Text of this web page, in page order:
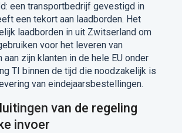
een transportbedrijf gevestigd in
een tekort aan laadborden. Het
laadborden in uit Zwitserland om
voor het leveren van
aan zijn klanten in de hele EU onder
TI binnen de tijd die noodzakelijk is
van eindejaarsbestellingen.
van de regeling
invoer